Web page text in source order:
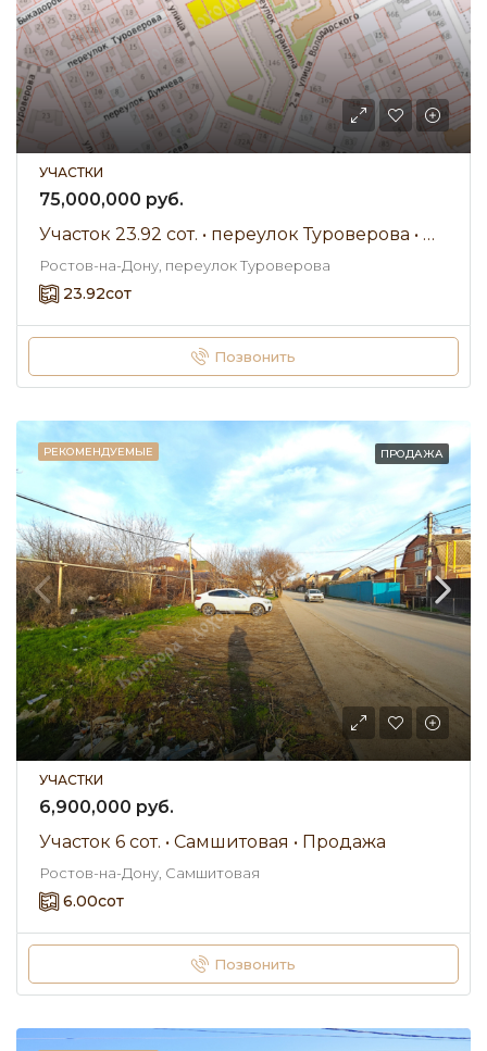
УЧАСТКИ
75,000,000 руб.
Участок 23.92 сот. • переулок Туроверова • Продажа
Ростов-на-Дону, переулок Туроверова
23.92сот
Позвонить
РЕКОМЕНДУЕМЫЕ ПРОДАЖА
УЧАСТКИ
6,900,000 руб.
Участок 6 сот. • Самшитовая • Продажа
Ростов-на-Дону, Самшитовая
6.00сот
Позвонить